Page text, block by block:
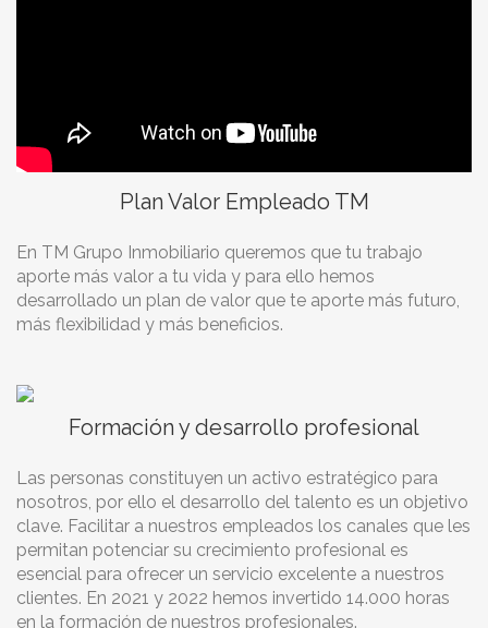
Plan Valor Empleado TM
En TM Grupo Inmobiliario queremos que tu trabajo
aporte más valor a tu vida y para ello hemos
desarrollado un plan de valor que te aporte más futuro,
más flexibilidad y más beneficios.
Formación y desarrollo profesional
Las personas constituyen un activo estratégico para
nosotros, por ello el desarrollo del talento es un objetivo
clave. Facilitar a nuestros empleados los canales que les
permitan potenciar su crecimiento profesional es
esencial para ofrecer un servicio excelente a nuestros
clientes. En 2021 y 2022 hemos invertido 14.000 horas
en la formación de nuestros profesionales.